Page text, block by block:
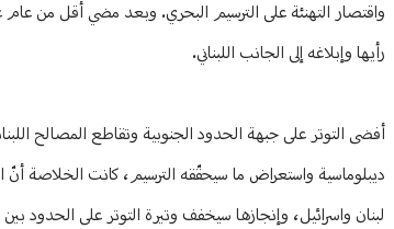
واقتصار التهنئة على الترسيم البحري. وبعد مضي أقل من عام
رأيها وإبلاغه إلى الجانب اللبناني.
أفضى التوتر على جبهة الحدود الجنوبية وتقاطع المصالح
ديبلوماسية واستعراض ما سيحقّقه الترسيم، كانت الخلاصة
لبنان واسرائيل، وإنجازها سيخفف وتيرة التوتر على الحدود